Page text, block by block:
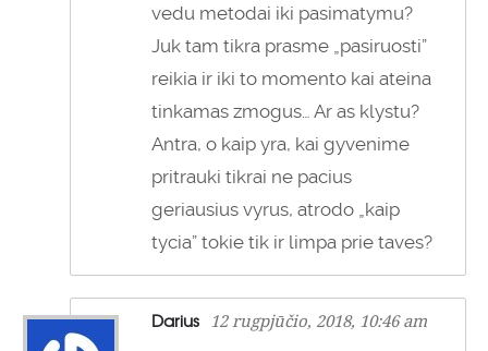
vedu metodai iki pasimatymu?
Juk tam tikra prasme „pasiruosti”
reikia ir iki to momento kai ateina
tinkamas zmogus… Ar as klystu?
Antra, o kaip yra, kai gyvenime
pritrauki tikrai ne pacius
geriausius vyrus, atrodo „kaip
tycia” tokie tik ir limpa prie taves?
Darius 12 rugpjūčio, 2018, 10:46 am